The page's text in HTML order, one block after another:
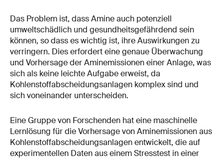
Das Problem ist, dass Amine auch potenziell
umweltschädlich und gesundheitsgefährdend sein
können, so dass es wichtig ist, ihre Auswirkungen zu
verringern. Dies erfordert eine genaue Überwachung
und Vorhersage der Aminemissionen einer Anlage, was
sich als keine leichte Aufgabe erweist, da
Kohlenstoffabscheidungsanlagen komplex sind und
sich voneinander unterscheiden.
Eine Gruppe von Forschenden hat eine maschinelle
Lernlösung für die Vorhersage von Aminemissionen aus
Kohlenstoffabscheidungsanlagen entwickelt, die auf
experimentellen Daten aus einem Stresstest in einer